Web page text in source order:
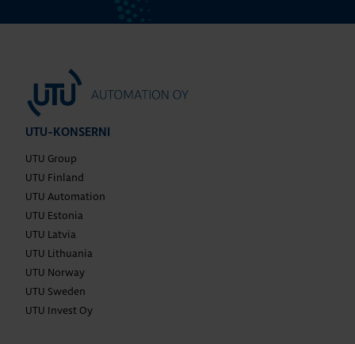
UTU-KONSERNI
UTU Group
UTU Finland
UTU Automation
UTU Estonia
UTU Latvia
UTU Lithuania
UTU Norway
UTU Sweden
UTU Invest Oy